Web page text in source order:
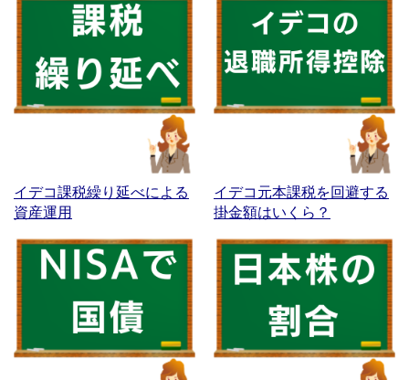
イデコ課税繰り延べによる
資産運用
イデコ元本課税を回避する
掛金額はいくら？